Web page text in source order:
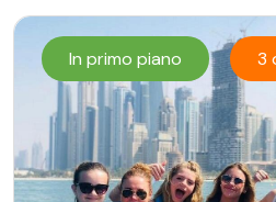
In primo piano 3